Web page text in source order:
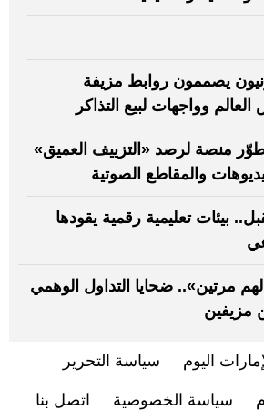
يصممون روابط مزيفة
وواجهات لبيع التذاكر
تطوّر منصة لرصد «التزييف العميق»
والمقاطع الصوتية
بيئات تعليمية رقمية يقودها
مرتين».. ضحايا التداول الوهمي
مزيفين
اليوم سياسة التحرير
سياسة الخصوصية اتصل بنا